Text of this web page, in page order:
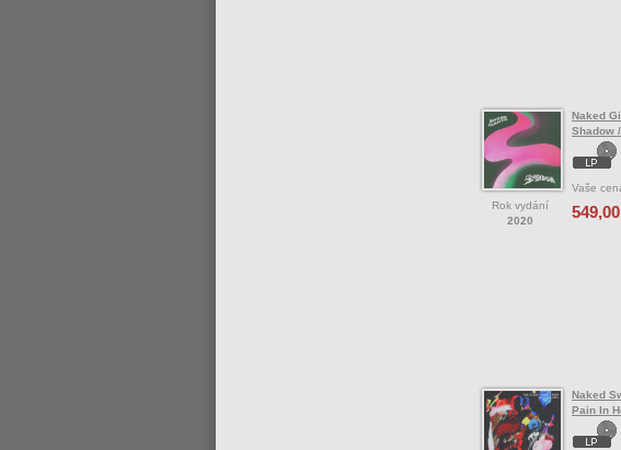
Rok vydání
2020
Naked
Shadow
Vaše
Naked
Pain In